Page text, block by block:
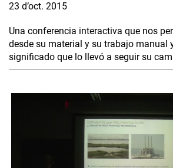
23 d’oct. 2015
Una conferencia interactiva que nos
desde su material y su trabajo manual
significado que lo llevó a seguir su